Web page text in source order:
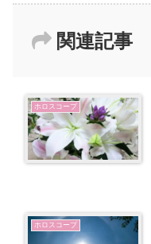
関連記事
ホロスコープ
ホロスコープ